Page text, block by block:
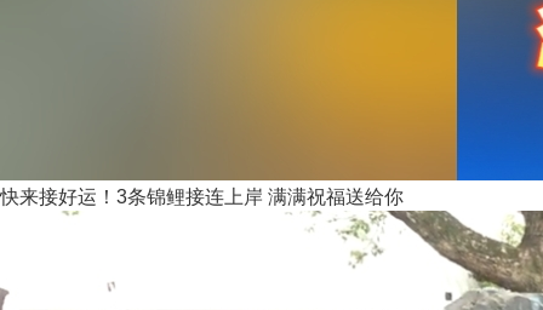
快来接好运！3条锦鲤接连上岸 满满祝福送给你